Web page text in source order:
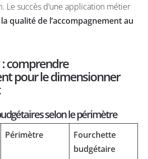
Le succès d’une application métier
qualité de l’accompagnement au
: comprendre
pour le dimensionner
selon le périmètre
Périmètre
Fourchette
budgétaire